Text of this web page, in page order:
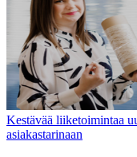
Kestävää liiketoimintaa
asiakastarinaan